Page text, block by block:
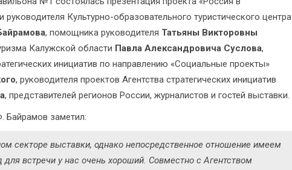
Культурно-образовательного туристического центра
, помощника руководителя Татьяны Викторовны
Калужской области Павла Александровича Суслова,
инициатив по направлению «Социальные проекты»
, руководителя проектов Агентства стратегических инициатив
, представителей регионов России, журналистов и гостей выставки.
Байрамов заметил:
секторе выставки, однако непосредственное отношение имеем
встречи у нас очень хороший. Совместно с Агентством